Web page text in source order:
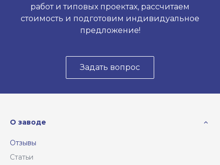
работ и типовых проектах, рассчитаем
стоимость и подготовим индивидуальное
предложение!
Задать вопрос
О заводе
Отзывы
Статьи